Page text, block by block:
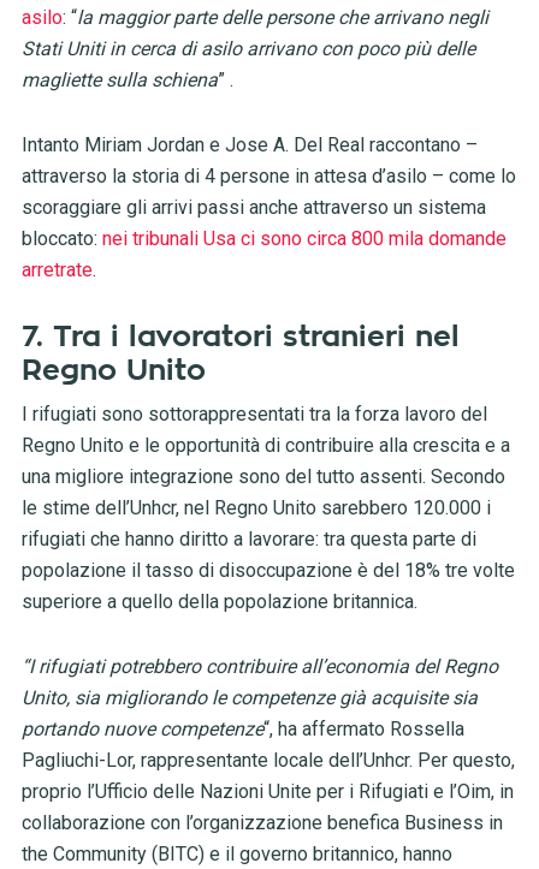
asilo: “la maggior parte delle persone che arrivano negli
Stati Uniti in cerca di asilo arrivano con poco più delle
magliette sulla schiena” .
Intanto Miriam Jordan e Jose A. Del Real raccontano –
attraverso la storia di 4 persone in attesa d’asilo – come lo
scoraggiare gli arrivi passi anche attraverso un sistema
bloccato: nei tribunali Usa ci sono circa 800 mila domande
arretrate.
7. Tra i lavoratori stranieri nel
Regno Unito
I rifugiati sono sottorappresentati tra la forza lavoro del
Regno Unito e le opportunità di contribuire alla crescita e a
una migliore integrazione sono del tutto assenti. Secondo
le stime dell’Unhcr, nel Regno Unito sarebbero 120.000 i
rifugiati che hanno diritto a lavorare: tra questa parte di
popolazione il tasso di disoccupazione è del 18% tre volte
superiore a quello della popolazione britannica.
“I rifugiati potrebbero contribuire all’economia del Regno
Unito, sia migliorando le competenze già acquisite sia
portando nuove competenze“, ha affermato Rossella
Pagliuchi-Lor, rappresentante locale dell’Unhcr. Per questo,
proprio l’Ufficio delle Nazioni Unite per i Rifugiati e l’Oim, in
collaborazione con l’organizzazione benefica Business in
the Community (BITC) e il governo britannico, hanno